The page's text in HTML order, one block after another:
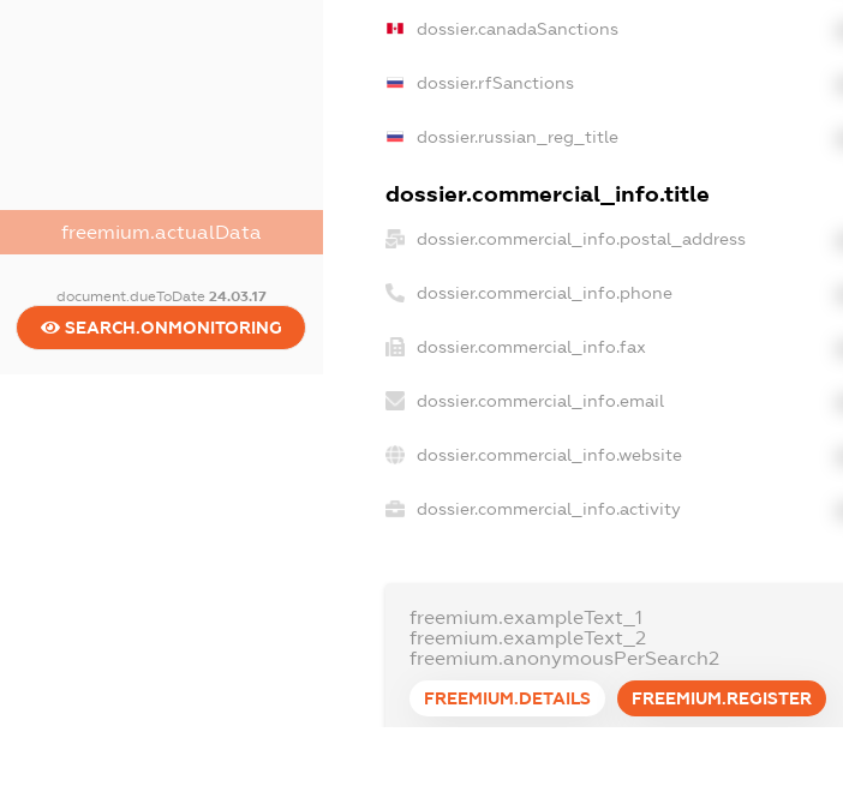
freemium.actualData
document.dueToDate 24.03.17
SEARCH.ONMONITORING
dossier.canadaSanctions
dossier.rfSanctions
dossier.russian_reg_title
dossier.commercial_info.title
dossier.commercial_info.postal_address
dossier.commercial_info.phone
dossier.commercial_info.fax
dossier.commercial_info.email
dossier.commercial_info.website
dossier.commercial_info.activity
freemium.exampleText_1
freemium.exampleText_2
freemium.anonymousPerSearch2
FREEMIUM.DETAILS FREEMIUM.REGISTER